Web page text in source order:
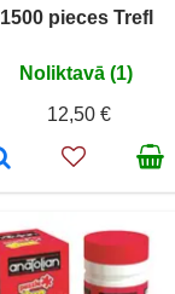
1500 pieces Trefl
Noliktavā (1)
12,50 €